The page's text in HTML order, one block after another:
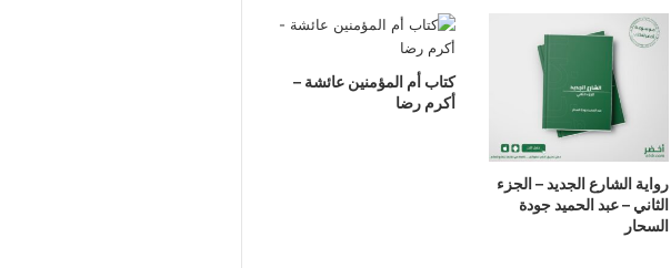
رواية الشارع الجديد – الجزء
الثاني – عبد الحميد جودة
السحار
كتاب أم المؤمنين عائشة –
أكرم رضا